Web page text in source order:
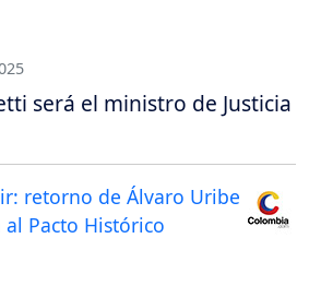
será el ministro de Justicia